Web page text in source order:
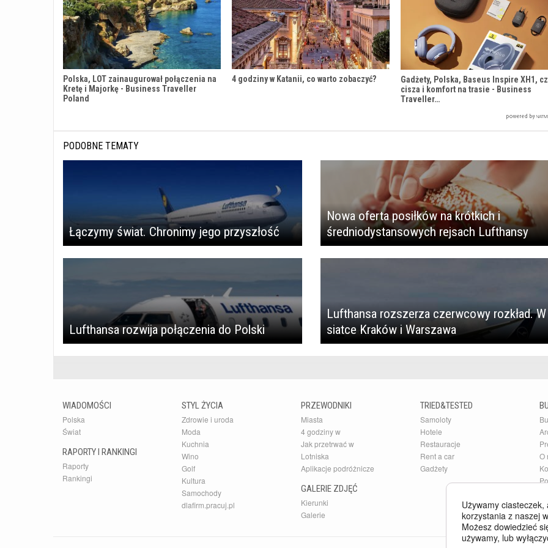
Polska, LOT zainaugurował połączenia na
Kretę i Majorkę - Business Traveller
Poland
4 godziny w Katanii, co warto zobaczyć?
Gadżety, Polska, Baseus Inspire XH1,
cisza i komfort na trasie - Business
Traveller…
PODOBNE TEMATY
Łączymy świat. Chronimy jego przyszłość
Nowa oferta posiłków na krótkich i
średniodystansowych rejsach Lufthansy
Lufthansa rozwija połączenia do Polski
Lufthansa rozszerza czerwcowy rozkład. W
siatce Kraków i Warszawa
WIADOMOŚCI
Polska
Świat
RAPORTY I RANKINGI
Raporty
Rankingi
STYL ŻYCIA
Zdrowie i uroda
Moda
Kuchnia
Wino
Golf
Kultura
Samochody
dlafirm.pracuj.pl
PRZEWODNIKI
Miasta
4 godziny w
Jak przetrwać w
Lotniska
Aplikacje podróżnicze
GALERIE ZDJĘĆ
Kierunki
Galerie
TRIED&TESTED
Samoloty
Hotele
Restauracje
Rent a car
Gadżety
O
Używamy
korzystania z naszej
Możesz dowiedzieć
używamy, lub